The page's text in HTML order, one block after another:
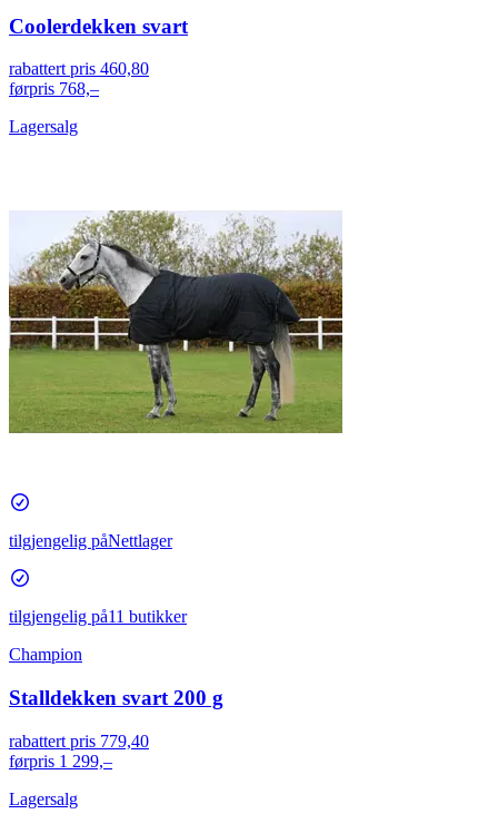
Coolerdekken svart
rabattert pris 460,80
førpris 768,–
Lagersalg
tilgjengelig påNettlager
tilgjengelig på11 butikker
Champion
Stalldekken svart 200 g
rabattert pris 779,40
førpris 1 299,–
Lagersalg